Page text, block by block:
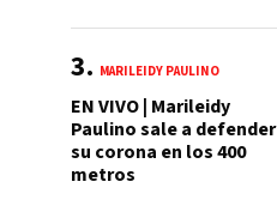
MARILEIDY PAULINO
EN VIVO | Marileidy
Paulino sale a defender
su corona en los 400
metros